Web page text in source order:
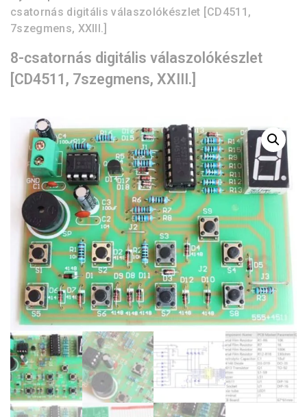
csatornás digitális válaszolókészlet [CD4511,
7szegmens, XXIII.]
8-csatornás digitális válaszolókészlet
[CD4511, 7szegmens, XXIII.]